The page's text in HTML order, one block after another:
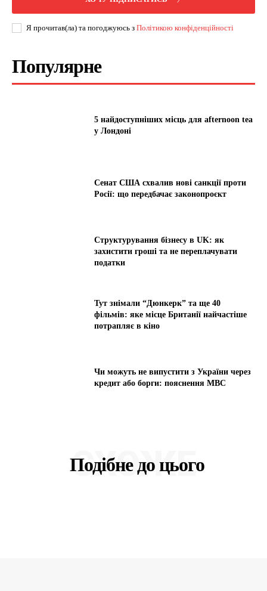
Я прочитав(ла) та погоджуюсь з Політикою конфіденційності
Популярне
5 найдоступніших місць для afternoon tea
у Лондоні
Сенат США схвалив нові санкції проти
Росії: що передбачає законопроєкт
Структурування бізнесу в UK: як
захистити гроші та не переплачувати
податки
Тут знімали “Дюнкерк” та ще 40
фільмів: яке місце Британії найчастіше
потрапляє в кіно
Чи можуть не випустити з України через
кредит або борги: пояснення МВС
Подібне до цього
СХОЖЕ